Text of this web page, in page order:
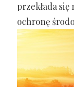
przekłada
ochronę